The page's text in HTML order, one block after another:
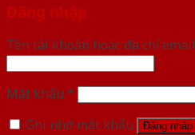
Đăng nhập
Tên tài khoản hoặc địa chỉ email
Mật khẩu *
Ghi nhớ mật khẩu
Đăng nhập